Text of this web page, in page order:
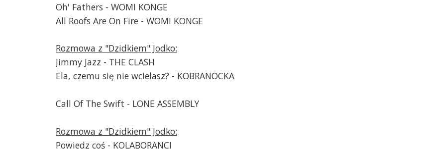
Oh' Fathers - WOMI KONGE
All Roofs Are On Fire - WOMI KONGE
Rozmowa z "Dzidkiem" Jodko:
Jimmy Jazz - THE CLASH
Ela, czemu się nie wcielasz? - KOBRANOCKA
Call Of The Swift - LONE ASSEMBLY
Rozmowa z "Dzidkiem" Jodko:
Powiedz coś - KOLABORANCI